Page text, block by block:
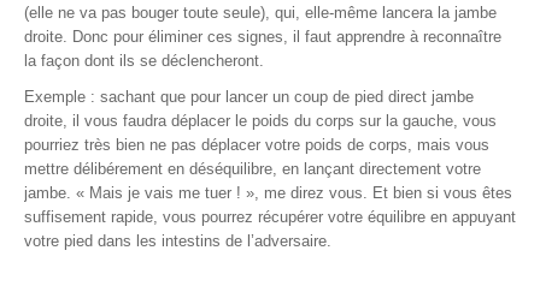
(elle ne va pas bouger toute seule), qui, elle-même lancera la jambe
droite. Donc pour éliminer ces signes, il faut apprendre à reconnaître
la façon dont ils se déclencheront.
Exemple : sachant que pour lancer un coup de pied direct jambe
droite, il vous faudra déplacer le poids du corps sur la gauche, vous
pourriez très bien ne pas déplacer votre poids de corps, mais vous
mettre délibérement en déséquilibre, en lançant directement votre
jambe. « Mais je vais me tuer ! », me direz vous. Et bien si vous êtes
suffisement rapide, vous pourrez récupérer votre équilibre en appuyant
votre pied dans les intestins de l’adversaire.